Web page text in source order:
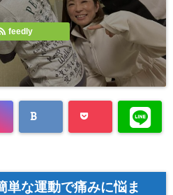
feedly
単な運動で痛みに悩ま